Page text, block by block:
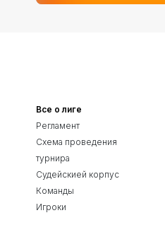
Все о лиге
Регламент
Схема проведения
турнира
Судейскией корпус
Команды
Игроки